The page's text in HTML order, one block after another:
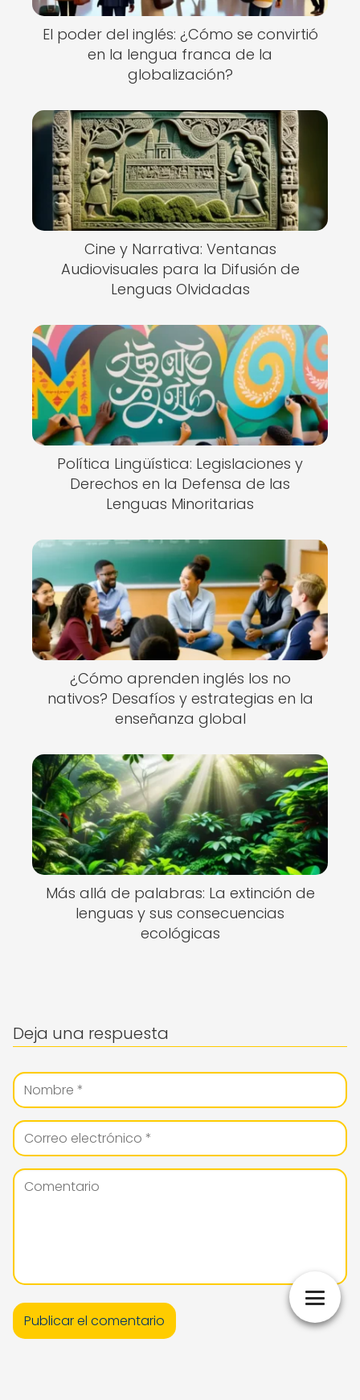
El poder del inglés: ¿Cómo se convirtió
en la lengua franca de la
globalización?
Cine y Narrativa: Ventanas
Audiovisuales para la Difusión de
Lenguas Olvidadas
Política Lingüística: Legislaciones y
Derechos en la Defensa de las
Lenguas Minoritarias
¿Cómo aprenden inglés los no
nativos? Desafíos y estrategias en la
enseñanza global
Más allá de palabras: La extinción de
lenguas y sus consecuencias
ecológicas
Deja una respuesta